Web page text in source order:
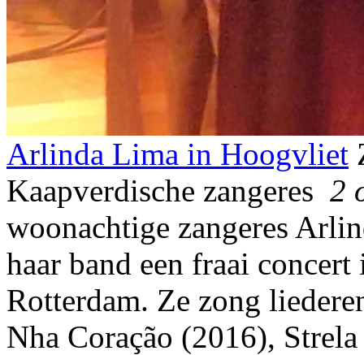
Arlinda Lima in Hoogvliet
Kaapverdische zangeres 2
woonachtige zangeres
haar band een fraai
Rotterdam. Ze zong
Nha Coração (2016),